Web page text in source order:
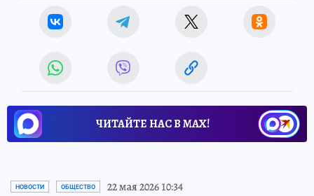
ЧИТАЙТЕ НАС В МАХ!
НОВОСТИ ОБЩЕСТВО 22 мая 2026 10:34